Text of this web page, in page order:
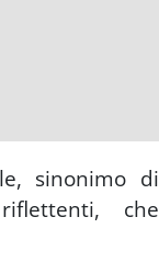
sinonimo di
che